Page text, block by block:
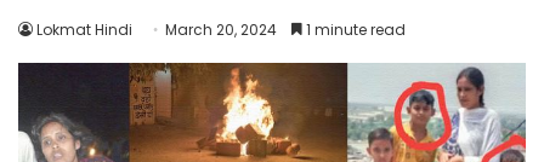
Lokmat Hindi March 20, 2024 1 minute read